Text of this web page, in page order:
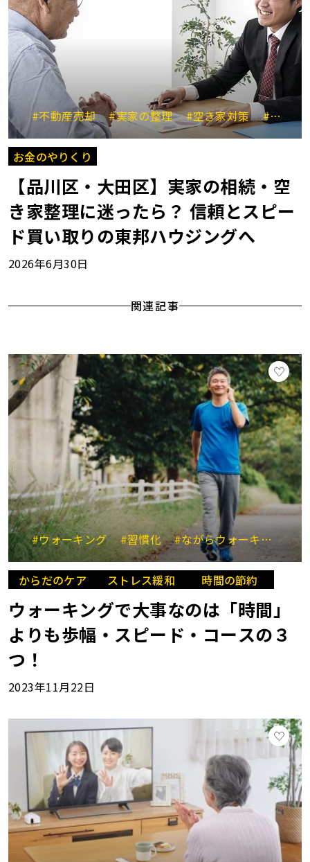
#不動産売却 #実家の整理 #空き家対策 #大田区川崎市
お金のやりくり
【品川区・大田区】実家の相続・空
き家整理に迷ったら？ 信頼とスピー
ド買い取りの東邦ハウジングへ
2026年6月30日
関連記事
#ウォーキング #習慣化 #ながらウォーキング #
からだのケア ストレス緩和 時間の節約
ウォーキングで大事なのは「時間」
よりも歩幅・スピード・コースの３
つ！
2023年11月22日